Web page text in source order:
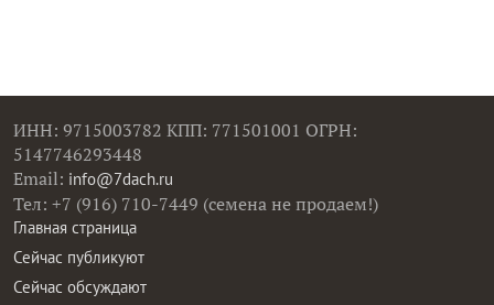
ИНН: 9715003782 КПП: 771501001 ОГРН:
5147746293448
Email: info@7dach.ru
Тел: +7 (916) 710-7449 (семена не продаем!)
Главная страница
Сейчас публикуют
Сейчас обсуждают